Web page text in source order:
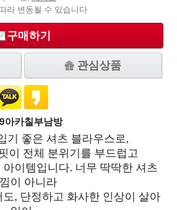
라 변동될 수 있습니다
구매하기
관심상품
아카칠부남방
기 좋은 셔츠 블라우스로,
이 전체 분위기를 부드럽고
이템입니다. 너무 딱딱한 셔츠
이 아니라
, 단정하고 화사한 인상이 살아